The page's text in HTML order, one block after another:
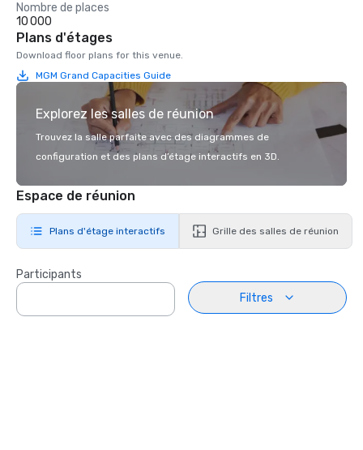
Nombre de places
10 000
Plans d'étages
Download floor plans for this venue.
MGM Grand Capacities Guide
Explorez les salles de réunion
Trouvez la salle parfaite avec des diagrammes de
configuration et des plans d’étage interactifs en 3D.
Espace de réunion
Plans d'étage interactifs Grille des salles de réunion
Participants
Filtres